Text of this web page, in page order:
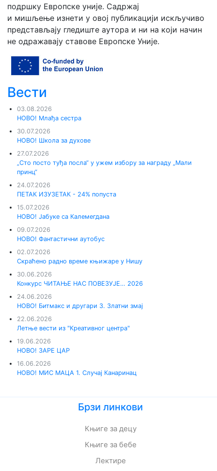
подршку Европске уније. Садржај
и мишљење изнети у овој публикацији искључиво
представљају гледиште аутора и ни на који начин
не одражавају ставове Европске Уније.
Вести
03.08.2026
НОВО! Млађа сестра
30.07.2026
НОВО! Школа за духове
27.07.2026
„Сто посто туђа посла“ у ужем избору за награду „Мали
принц“
24.07.2026
ПЕТАК ИЗУЗЕТАК - 24% попуста
15.07.2026
НОВО! Јабуке са Калемегдана
09.07.2026
НОВО! Фантастични аутобус
02.07.2026
Скраћено радно време књижаре у Нишу
30.06.2026
Конкурс ЧИТАЊЕ НАС ПОВЕЗУЈЕ… 2026
24.06.2026
НОВО! Битмакс и другари 3. Златни змај
22.06.2026
Летње вести из "Креативног центра"
19.06.2026
НОВО! ЗАРЕ ЦАР
16.06.2026
НОВО! МИС МАЦА 1. Случај Канаринац
Брзи линкови
Књиге за децу
Књиге за бебе
Лектире